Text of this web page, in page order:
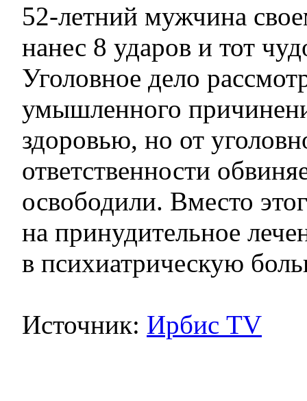
52-летний мужчина
нанес 8 ударов и тот
Уголовное дело
умышленного
здоровью, но от
ответственности
освободили. Вместо
на принудительное
в психиатрическую
Источник: Ирбис TV